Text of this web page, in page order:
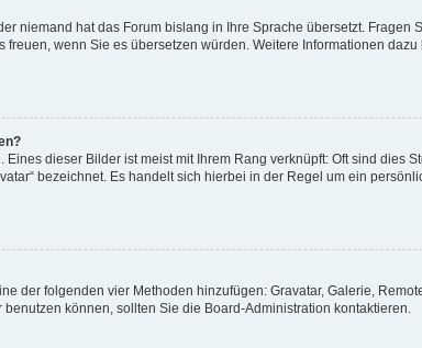
niemand hat das Forum bislang in Ihre Sprache übersetzt. Fragen
wenn Sie es übersetzen würden. Weitere Informationen
dieser Bilder ist meist mit Ihrem Rang verknüpft: Oft sind dies
bezeichnet. Es handelt sich hierbei in der Regel um ein
der folgenden vier Methoden hinzufügen: Gravatar, Galerie,
können, sollten Sie die Board-Administration kontaktieren.